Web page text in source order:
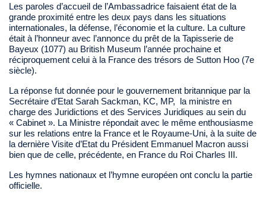
Les paroles d’accueil de l’Ambassadrice faisaient état de la
grande proximité entre les deux pays dans les situations
internationales, la défense, l’économie et la culture. La culture
était à l’honneur avec l’annonce du prêt de la Tapisserie de
Bayeux (1077) au British Museum l’année prochaine et
réciproquement celui à la France des trésors de Sutton Hoo (7e
siècle).
La réponse fut donnée pour le gouvernement britannique par la
Secrétaire d’Etat Sarah Sackman, KC, MP, la ministre en
charge des Juridictions et des Services Juridiques au sein du
« Cabinet ». La Ministre répondait avec le même enthousiasme
sur les relations entre la France et le Royaume-Uni, à la suite de
la dernière Visite d’Etat du Président Emmanuel Macron aussi
bien que de celle, précédente, en France du Roi Charles III.
Les hymnes nationaux et l’hymne européen ont conclu la partie
officielle.